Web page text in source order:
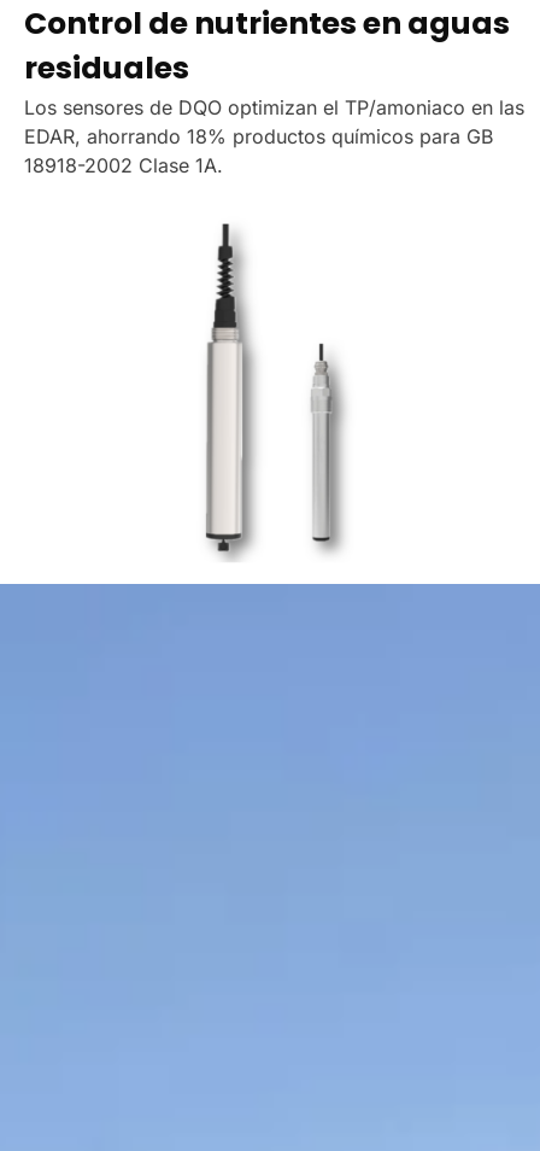
Control de nutrientes en aguas
residuales
Los sensores de DQO optimizan el TP/amoniaco en las
EDAR, ahorrando 18% productos químicos para GB
18918-2002 Clase 1A.